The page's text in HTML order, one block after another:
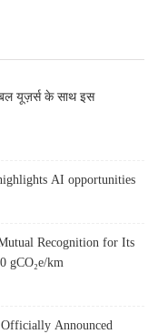
यूज़र्स के साथ इस
AI opportunities
Recognition for Its
gCO₂e/km
Announced